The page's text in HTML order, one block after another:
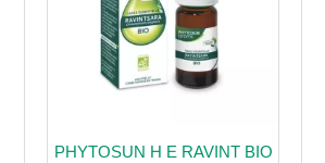
PHYTOSUN H E RAVINT BIO